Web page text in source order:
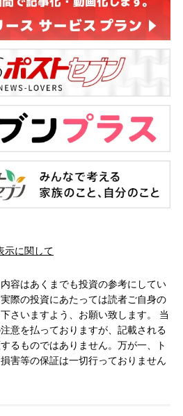
示に関して
容はあくまでも投資の参考にしてい
際の投資にあたっては読者ご自身の
さいますよう、お願い致します。 当
意を払っておりますが、記載される
るものではありません。万が一、ト
害等の保証は一切行っておりません